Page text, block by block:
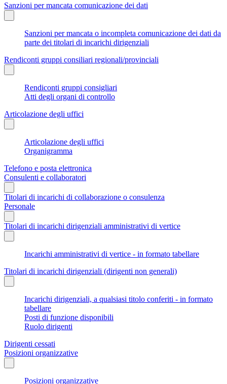
Sanzioni per mancata comunicazione dei dati
Sanzioni per mancata o incompleta comunicazione dei dati da
parte dei titolari di incarichi dirigenziali
Rendiconti gruppi consiliari regionali/provinciali
Rendiconti gruppi consigliari
Atti degli organi di controllo
Articolazione degli uffici
Articolazione degli uffici
Organigramma
Telefono e posta elettronica
Consulenti e collaboratori
Titolari di incarichi di collaborazione o consulenza
Personale
Titolari di incarichi dirigenziali amministrativi di vertice
Incarichi amministrativi di vertice - in formato tabellare
Titolari di incarichi dirigenziali (dirigenti non generali)
Incarichi dirigenziali, a qualsiasi titolo conferiti - in formato
tabellare
Posti di funzione disponibili
Ruolo dirigenti
Dirigenti cessati
Posizioni organizzative
Posizioni organizzative